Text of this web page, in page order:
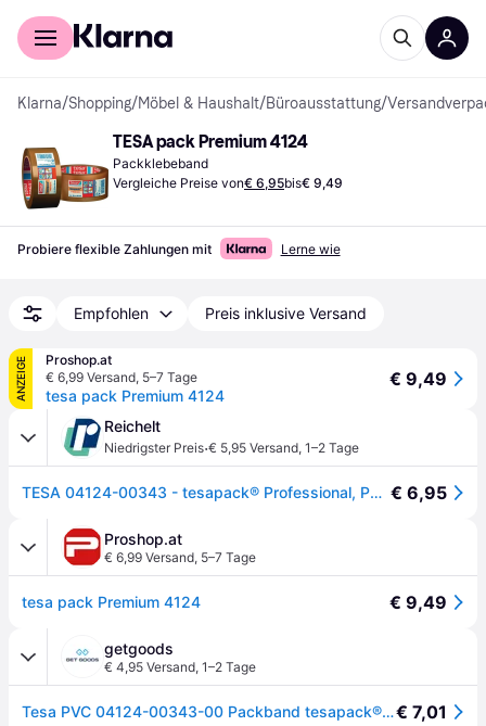
Für Shopper
Klarna/Shopping/Möbel & Haushalt/Büroausstattung/
TESA pack Premium 4124
Packklebeband
Vergleiche Preise von€ 6,95bis€ 9,49
Probiere flexible Zahlungen mit Lerne wie
Empfohlen Preis inklusive Versand
ANZEIGE
Proshop.at
€ 6,99 Versand, 5–7 Tage
tesa pack Premium 4124
€ 9,49
Reichelt
Niedrigster Preis·€ 5,95 Versand, 1–2 Tage
TESA 04124-00343 - tesapack® Professional, PVC, 66 m x 50 mm, braun € 6,95
Proshop.at
€ 6,99 Versand, 5–7 Tage
tesa pack Premium 4124 € 9,49
getgoods
€ 4,95 Versand, 1–2 Tage
Tesa PVC 04124-00343-00 Packband tesapack® 4124 Chamois (L x B) 66 m x 50 mm 1 St.€ 7,01